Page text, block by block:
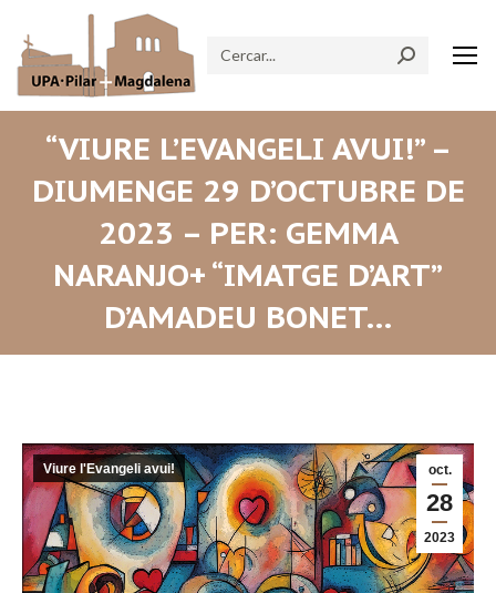
Search:
“VIURE L’EVANGELI AVUI!” –
DIUMENGE 29 D’OCTUBRE DE
2023 – PER: GEMMA
NARANJO+ “IMATGE D’ART”
D’AMADEU BONET…
oct.
28
2023
Viure l'Evangeli avui!